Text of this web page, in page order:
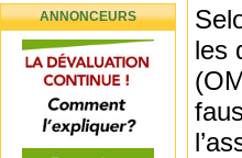
Nomination de l’Honorable Diye
Ba au poste de...
Mauritanie : les résultats du
baccalauréat 2026...
Mauritanie : Les 10 premiers au
BEPC 2026
Un syndicat de l’enseignement
rejette la...
ANNONCEURS
les